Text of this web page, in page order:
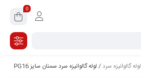
0
لوله گالوانیزه سرد / لوله گالوانیزه سرد سمنان سایز PG16